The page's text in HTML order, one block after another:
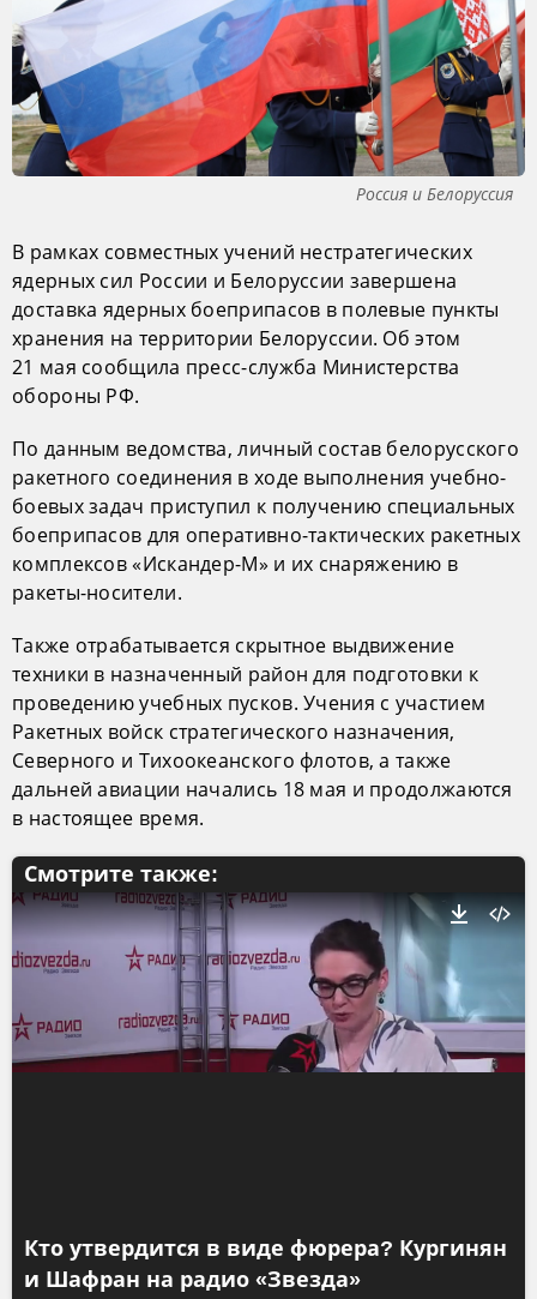
Россия и Белоруссия
В рамках совместных учений нестратегических
ядерных сил России и Белоруссии завершена
доставка ядерных боеприпасов в полевые пункты
хранения на территории Белоруссии. Об этом
21 мая сообщила пресс-служба Министерства
обороны РФ.
По данным ведомства, личный состав белорусского
ракетного соединения в ходе выполнения учебно-
боевых задач приступил к получению специальных
боеприпасов для оперативно-тактических ракетных
комплексов «Искандер-М» и их снаряжению в
ракеты-носители.
Также отрабатывается скрытное выдвижение
техники в назначенный район для подготовки к
проведению учебных пусков. Учения с участием
Ракетных войск стратегического назначения,
Северного и Тихоокеанского флотов, а также
дальней авиации начались 18 мая и продолжаются
в настоящее время.
Смотрите также:
Кто утвердится в виде фюрера? Кургинян
и Шафран на радио «Звезда»